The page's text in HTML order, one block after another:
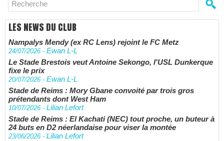
LES NEWS DU CLUB
Nampalys Mendy (ex RC Lens) rejoint le FC Metz
24/07/2026 - Ewan L-L
Le Stade Brestois veut Antoine Sekongo, l'USL Dunkerque
fixe le prix
20/07/2026 - Ewan L-L
Stade de Reims : Mory Gbane convoité par trois gros
prétendants dont West Ham
10/07/2026 - Lilian Lefort
Stade de Reims : El Kachati (NEC) tout proche, un buteur à
24 buts en D2 néerlandaise pour viser la montée
23/06/2026 - Lilian Lefort